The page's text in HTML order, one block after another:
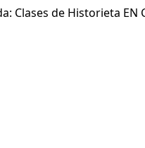
Clases de Historieta EN